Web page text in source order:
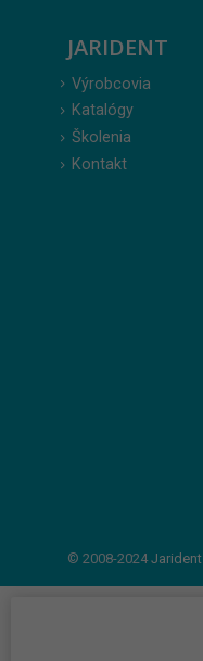
JARIDENT
Výrobcovia
Katalógy
Školenia
Kontakt
© 2008-2024Jarident